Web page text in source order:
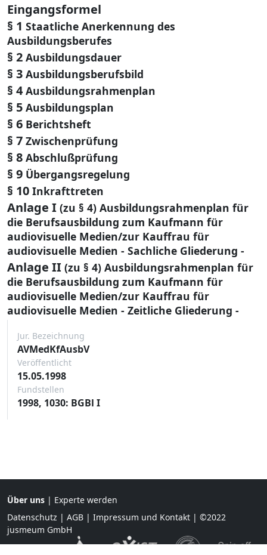
Eingangsformel
§ 1 Staatliche Anerkennung des
Ausbildungsberufes
§ 2 Ausbildungsdauer
§ 3 Ausbildungsberufsbild
§ 4 Ausbildungsrahmenplan
§ 5 Ausbildungsplan
§ 6 Berichtsheft
§ 7 Zwischenprüfung
§ 8 Abschlußprüfung
§ 9 Übergangsregelung
§ 10 Inkrafttreten
Anlage I (zu § 4) Ausbildungsrahmenplan für
die Berufsausbildung zum Kaufmann für
audiovisuelle Medien/zur Kauffrau für
audiovisuelle Medien - Sachliche Gliederung -
Anlage II (zu § 4) Ausbildungsrahmenplan für
die Berufsausbildung zum Kaufmann für
audiovisuelle Medien/zur Kauffrau für
audiovisuelle Medien - Zeitliche Gliederung -
Jur. Bezeichnung
AVMedKfAusbV
Veröffentlicht
15.05.1998
Fundstellen
1998, 1030: BGBl I
Über uns | Experte werden
Datenschutz | AGB | Impressum und Kontakt | ©2022
jusmeum GmbH